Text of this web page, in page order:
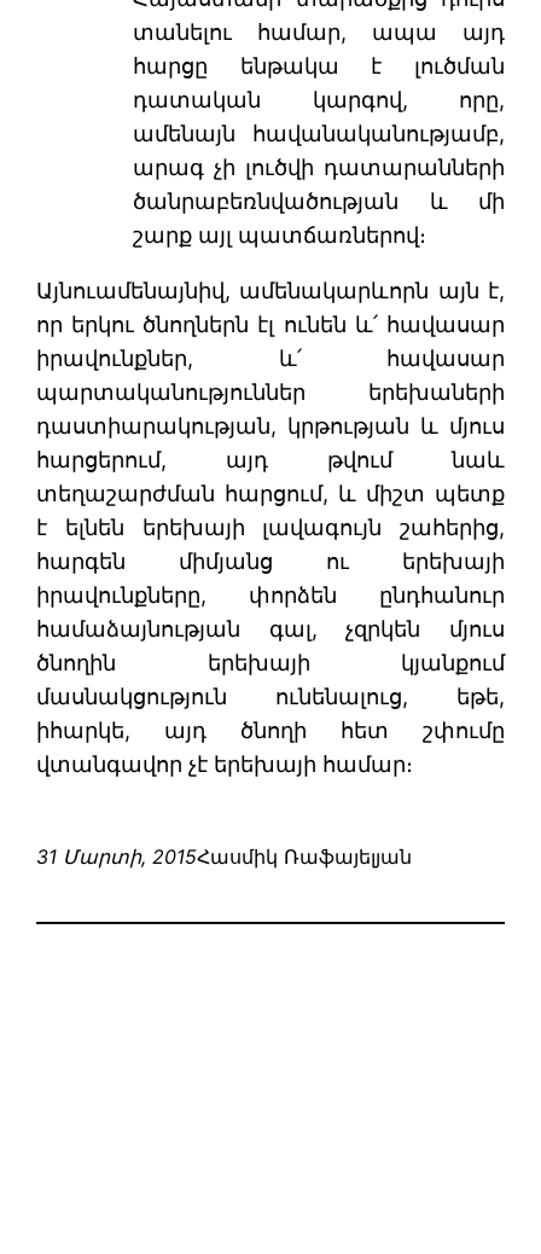
տանելու համար, ապա այդ
հարցը ենթակա է լուծման
դատական կարգով, որը,
ամենայն հավանականությամբ,
արագ չի լուծվի դատարանների
ծանրաբեռնվածության և մի
շարք այլ պատճառներով։
Այնուամենայնիվ, ամենակարևորն այն է,
որ երկու ծնողներն էլ ունեն և՛ հավասար
իրավունքներ, և՛ հավասար
պարտականություններ երեխաների
դաստիարակության, կրթության և մյուս
հարցերում, այդ թվում նաև
տեղաշարժման հարցում, և միշտ պետք
է ելնեն երեխայի լավագույն շահերից,
հարգեն միմյանց ու երեխայի
իրավունքները, փորձեն ընդհանուր
համաձայնության գալ, չզրկեն մյուս
ծնողին երեխայի կյանքում
մասնակցություն ունենալուց, եթե,
իհարկե, այդ ծնողի հետ շփումը
վտանգավոր չէ երեխայի համար։
31 Մարտի, 2015Հասմիկ Ռաֆայելյան